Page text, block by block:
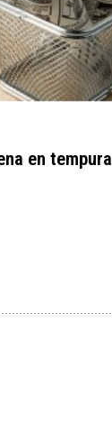
en tempura